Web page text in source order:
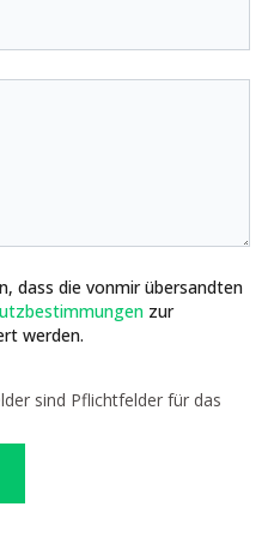
dass die vonmir übersandten
zur
werden.
sind Pflichtfelder für das